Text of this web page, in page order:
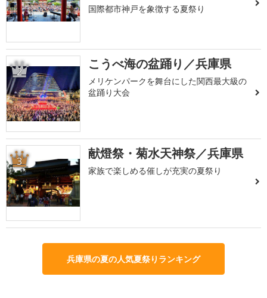
国際都市神戸を象徴する夏祭り
2 こうべ海の盆踊り／兵庫県
メリケンパークを舞台にした関西最大級の
盆踊り大会
3 献燈祭・菊水天神祭／兵庫県
家族で楽しめる催しが充実の夏祭り
兵庫県の夏の人気夏祭りランキング